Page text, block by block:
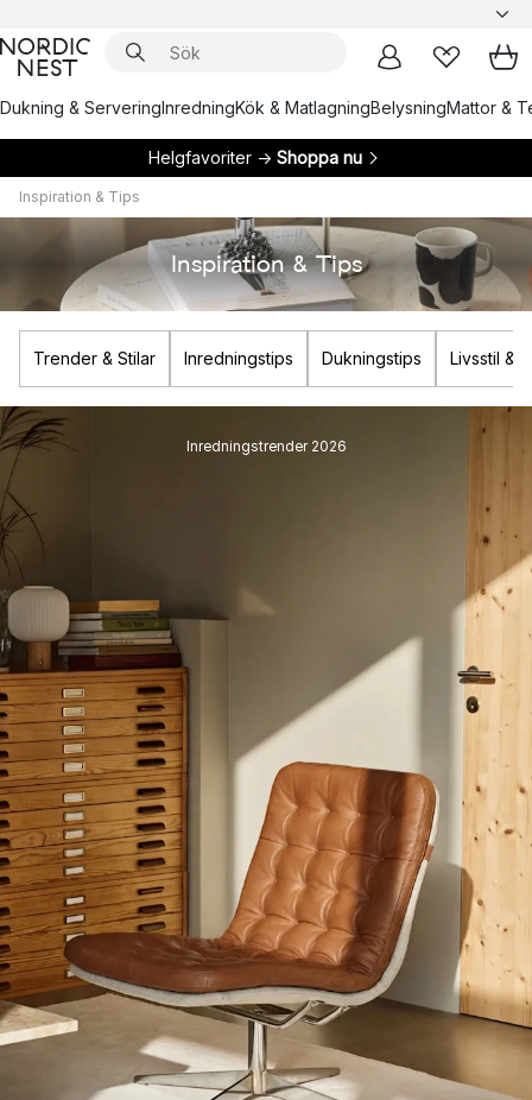
Dukning & ServeringInredningKök & MatlagningBelysningMattor &
Helgfavoriter → Shoppa nu
Inspiration & Tips
Inspiration & Tips
Trender & Stilar Inredningstips Dukningstips Livsstil &
Inredningstrender 2026